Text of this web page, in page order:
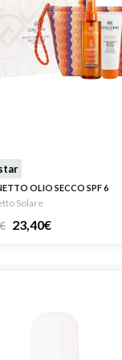
OLIO SECCO SPF 6
Solare
€ 23,40€